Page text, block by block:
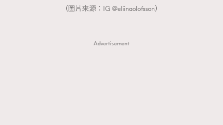
（圖片來源：IG @eliinaolofsson）
Advertisement